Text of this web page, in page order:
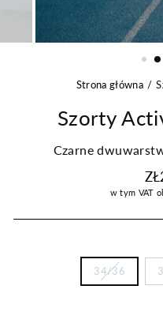
Strona główna
Szorty
Czarne
w tym VAT
34/36